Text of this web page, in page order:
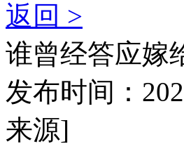
返回 >
谁曾经答应嫁
发布时间：
来源]